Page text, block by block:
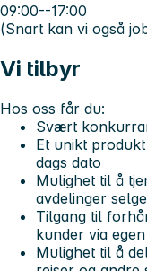
09:00--17:00
(Snart kan vi også
Vi tilbyr
Hos oss får du:
Svært
Et unikt
dags dato
Mulighet til å
avdelinger
Tilgang til
kunder via
Mulighet til å